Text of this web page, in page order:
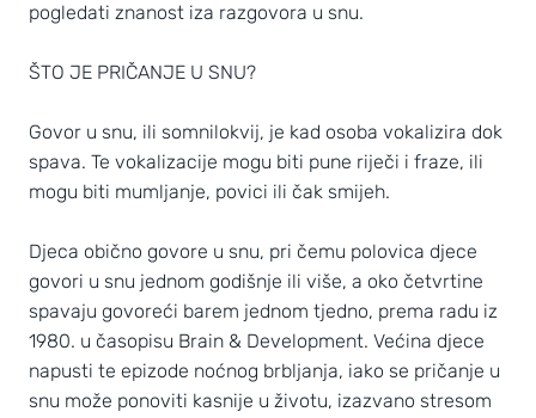
pogledati znanost iza razgovora u snu.
ŠTO JE PRIČANJE U SNU?
Govor u snu, ili somnilokvij, je kad osoba vokalizira dok
spava. Te vokalizacije mogu biti pune riječi i fraze, ili
mogu biti mumljanje, povici ili čak smijeh.
Djeca obično govore u snu, pri čemu polovica djece
govori u snu jednom godišnje ili više, a oko četvrtine
spavaju govoreći barem jednom tjedno, prema radu iz
1980. u časopisu Brain & Development. Većina djece
napusti te epizode noćnog brbljanja, iako se pričanje u
snu može ponoviti kasnije u životu, izazvano stresom